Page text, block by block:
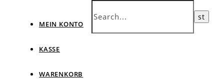
MEIN KONTO
KASSE
WARENKORB